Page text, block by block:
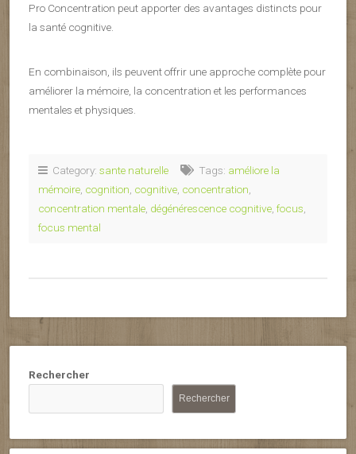
Pro Concentration peut apporter des avantages distincts pour
la santé cognitive.
En combinaison, ils peuvent offrir une approche complète pour
améliorer la mémoire, la concentration et les performances
mentales et physiques.
Category: sante naturelle Tags: améliore la
mémoire cognition cognitive concentration
concentration mentale dégénérescence cognitive focus
focus mental
Rechercher
Rechercher